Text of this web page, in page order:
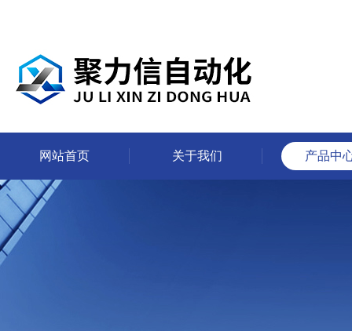
网站首页 关于我们 产品中